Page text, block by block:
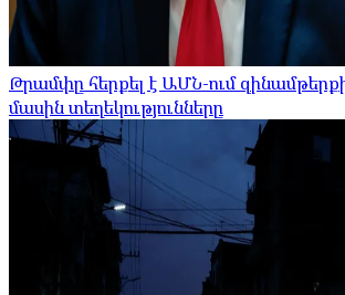
Թրամփը հերքել է ԱՄՆ-ում
մասին տեղեկությունները